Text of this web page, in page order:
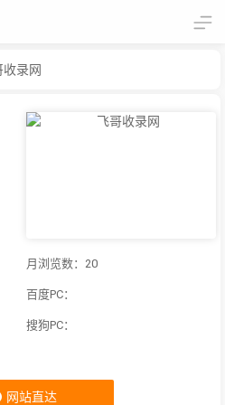
收录网
月浏览数：20
百度PC：
搜狗PC：
网站直达